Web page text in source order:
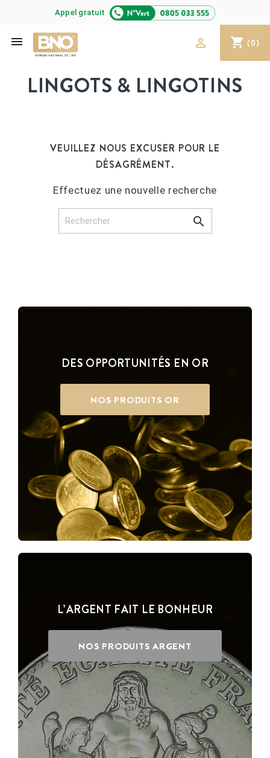
Appel gratuit
 shopping_cart (0)

LINGOTS & LINGOTINS
VEUILLEZ NOUS EXCUSER POUR LE
DÉSAGRÉMENT.
Effectuez une nouvelle recherche

DES OPPORTUNITÉS EN OR
NOS PRODUITS OR
L’ARGENT FAIT LE BONHEUR
NOS PRODUITS ARGENT